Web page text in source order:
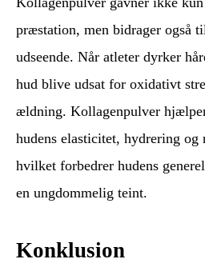
præstation, men bidrager også
udseende. Når atleter dyrker
hud blive udsat for oxidativt
ældning. Kollagenpulver
hudens elasticitet, hydrering og
hvilket forbedrer hudens
en ungdommelig teint.
Konklusion